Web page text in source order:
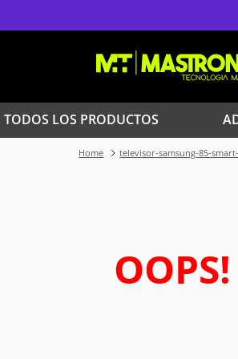
TODOS LOS PRODUCTOS
televisor-samsung-85-
OOPS!
Iphone
Celulares